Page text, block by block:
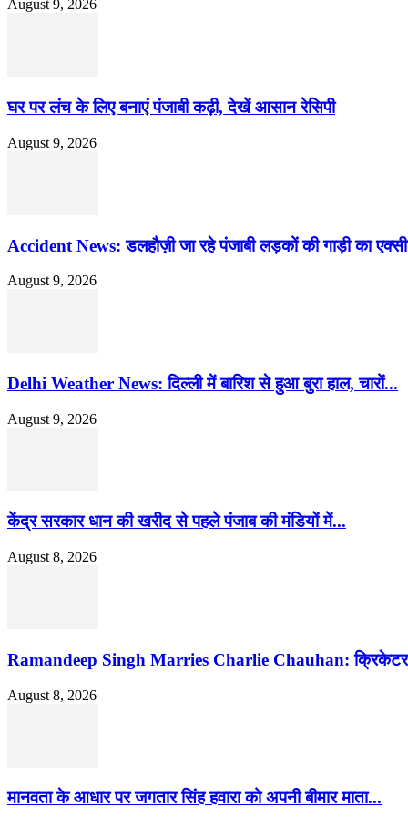
August 9, 2026
घर पर लंच के लिए बनाएं पंजाबी कढ़ी, देखें आसान रेसिपी
August 9, 2026
Accident News: डलहौज़ी जा रहे पंजाबी लड़कों की गाड़ी का
August 9, 2026
Delhi Weather News: दिल्ली में बारिश से हुआ बुरा हाल, चारों...
August 9, 2026
केंद्र सरकार धान की खरीद से पहले पंजाब की मंडियों में...
August 8, 2026
Ramandeep Singh Marries Charlie Chauhan: क्रिकेटर
August 8, 2026
मानवता के आधार पर जगतार सिंह हवारा को अपनी बीमार माता...